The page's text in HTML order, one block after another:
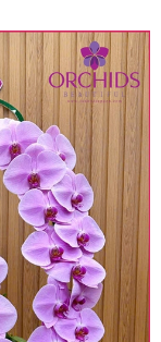
nội thành,
cầu khách
cửa hàng
tận nơi, mỗi
vào chi
giá có thể sẽ
Khách
động hỏi lại
động báo giá
thể.